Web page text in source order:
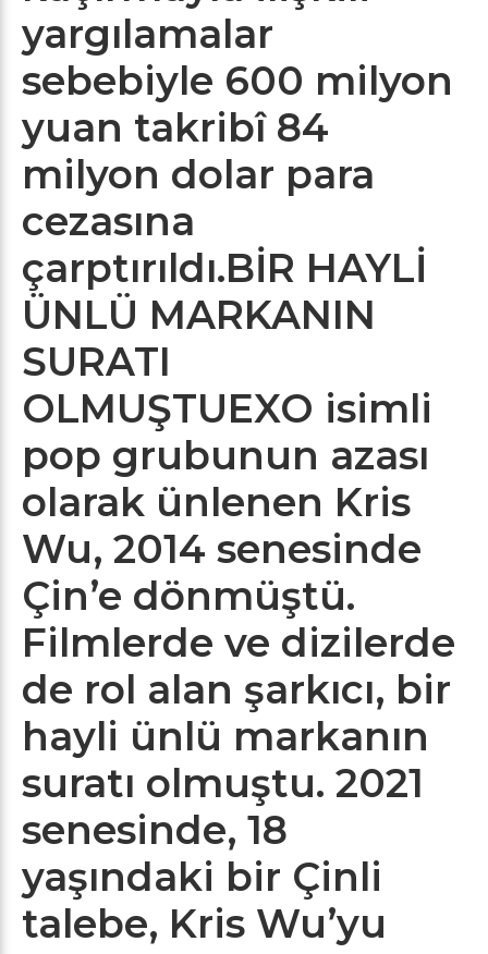
yargılamalar
sebebiyle 600 milyon
yuan takribî 84
milyon dolar para
cezasına
çarptırıldı.BİR HAYLİ
ÜNLÜ MARKANIN
SURATI
OLMUŞTUEXO isimli
pop grubunun azası
olarak ünlenen Kris
Wu, 2014 senesinde
Çin’e dönmüştü.
Filmlerde ve dizilerde
de rol alan şarkıcı, bir
hayli ünlü markanın
suratı olmuştu. 2021
senesinde, 18
yaşındaki bir Çinli
talebe, Kris Wu’yu